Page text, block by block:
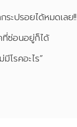
ะปรอยได้หมดเลย!!
ที่ซ่อนอยู่ก็ได้
โรคอะไร”